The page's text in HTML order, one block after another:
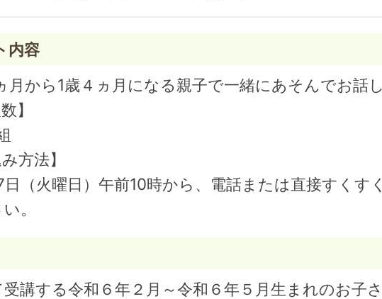
内容
月から1歳４ヵ月になる親子で一緒にあそんでお話
】
方法】
（火曜日）午前10時から、電話または直接すくす
。
講する令和６年２月～令和６年５月生まれのお子